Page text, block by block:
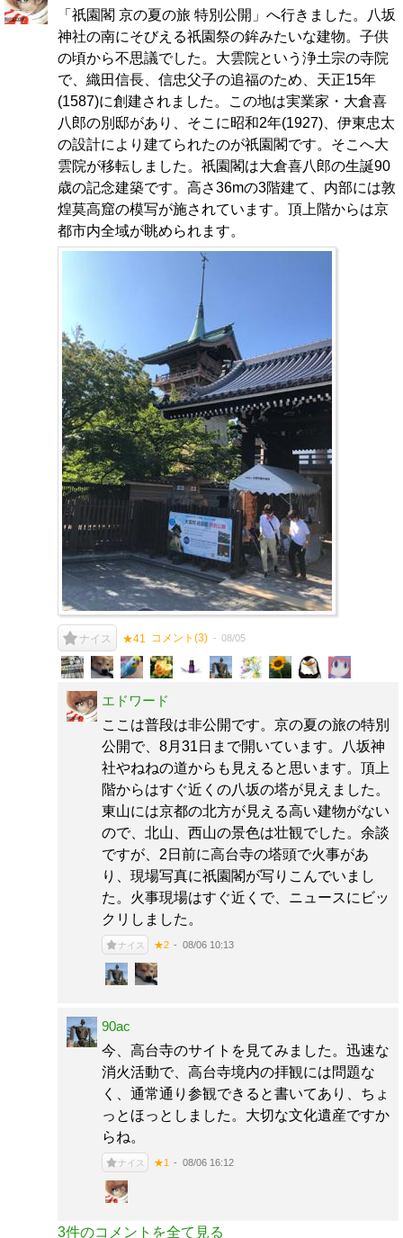
「祇園閣 京の夏の旅 特別公開」へ行きました。八坂
神社の南にそびえる祇園祭の鉾みたいな建物。子供
の頃から不思議でした。大雲院という浄土宗の寺院
で、織田信長、信忠父子の追福のため、天正15年
(1587)に創建されました。この地は実業家・大倉喜
八郎の別邸があり、そこに昭和2年(1927)、伊東忠太
の設計により建てられたのが祇園閣です。そこへ大
雲院が移転しました。祇園閣は大倉喜八郎の生誕90
歳の記念建築です。高さ36mの3階建て、内部には敦
煌莫高窟の模写が施されています。頂上階からは京
都市内全域が眺められます。
ナイス ★41 コメント(3) 08/05
エドワード
ここは普段は非公開です。京の夏の旅の特別
公開で、8月31日まで開いています。八坂神
社やねねの道からも見えると思います。頂上
階からはすぐ近くの八坂の塔が見えました。
東山には京都の北方が見える高い建物がない
ので、北山、西山の景色は壮観でした。余談
ですが、2日前に高台寺の塔頭で火事があ
り、現場写真に祇園閣が写りこんでいまし
た。火事現場はすぐ近くで、ニュースにビッ
クリしました。
ナイス ★2 08/06 10:13
90ac
今、高台寺のサイトを見てみました。迅速な
消火活動で、高台寺境内の拝観には問題な
く、通常通り参観できると書いてあり、ちょ
っとほっとしました。大切な文化遺産ですか
らね。
ナイス ★1 08/06 16:12
3件のコメントを全て見る